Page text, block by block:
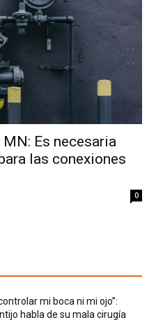
Es necesaria
las conexiones
0
mi boca ni mi ojo”:
habla de su mala cirugía